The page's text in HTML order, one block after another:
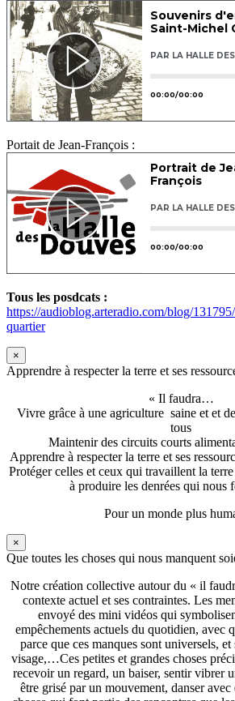
Portait de Jean-François :
Tous les posdcats :
https://audioblog.arteradio.com/blog/
quartier
×
Apprendre à respecter la terre et ses
« Il faudra…
Vivre grâce à une agriculture saine et et
tous
Maintenir des circuits courts
Apprendre à respecter la terre et ses
Protéger celles et ceux qui travaillent la
à produire les denrées qui
Pour un monde plus
×
Que toutes les choses qui nous manquent
Notre création collective autour du « il
contexte actuel et ses contraintes. Les
envoyé des mini vidéos qui
empêchements actuels du quotidien, avec
parce que ces manques sont universels, et
visage,…Ces petites et grandes choses
recevoir un regard, un baiser, sentir vibrer
être grisé par un mouvement, danser avec